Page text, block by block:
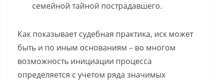
семейной тайной пострадавшего.
Как показывает судебная практика, иск может
быть и по иным основаниям – во многом
возможность инициации процесса
определяется с учетом ряда значимых